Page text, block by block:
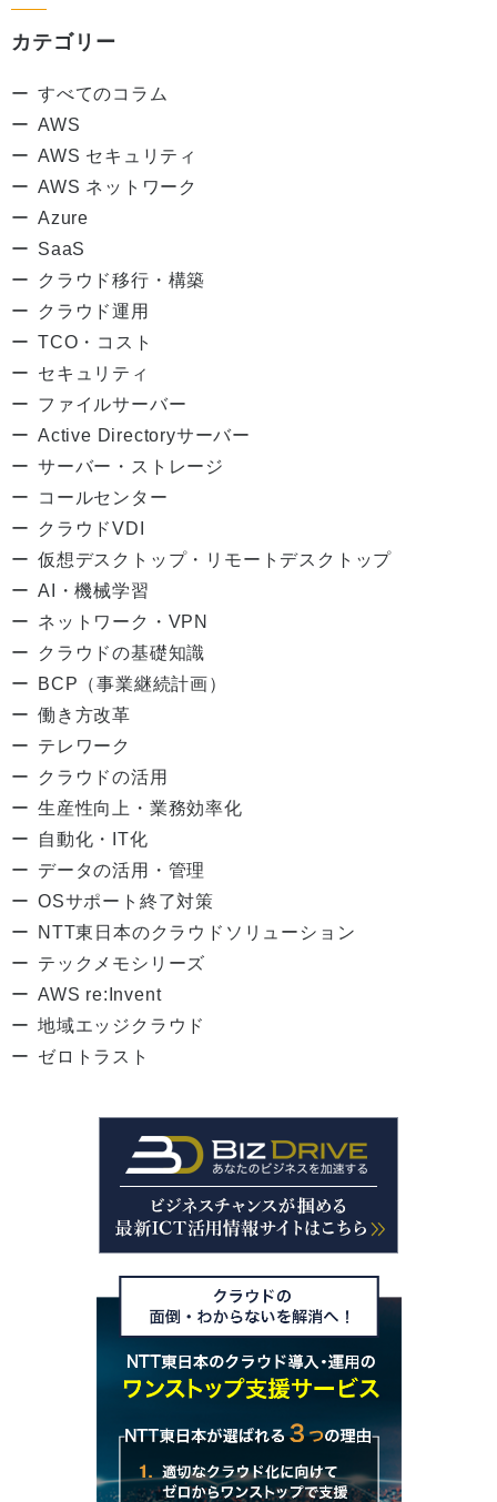
カテゴリー
すべてのコラム
AWS
AWS セキュリティ
AWS ネットワーク
Azure
SaaS
クラウド移行・構築
クラウド運用
TCO・コスト
セキュリティ
ファイルサーバー
Active Directoryサーバー
サーバー・ストレージ
コールセンター
クラウドVDI
仮想デスクトップ・リモートデスクトップ
AI・機械学習
ネットワーク・VPN
クラウドの基礎知識
BCP（事業継続計画）
働き方改革
テレワーク
クラウドの活用
生産性向上・業務効率化
自動化・IT化
データの活用・管理
OSサポート終了対策
NTT東日本のクラウドソリューション
テックメモシリーズ
AWS re:Invent
地域エッジクラウド
ゼロトラスト